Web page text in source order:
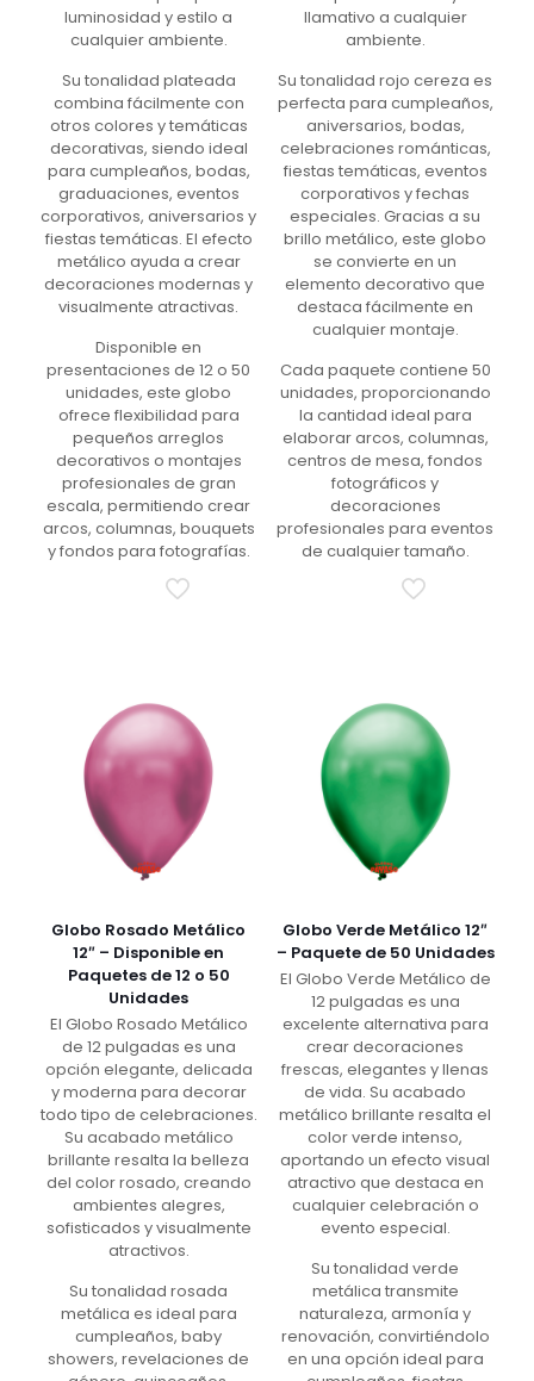
luminosidad y estilo a
cualquier ambiente.
Su tonalidad plateada
combina fácilmente con
otros colores y temáticas
decorativas, siendo ideal
para cumpleaños, bodas,
graduaciones, eventos
corporativos, aniversarios y
fiestas temáticas. El efecto
metálico ayuda a crear
decoraciones modernas y
visualmente atractivas.
Disponible en
presentaciones de 12 o 50
unidades, este globo
ofrece flexibilidad para
pequeños arreglos
decorativos o montajes
profesionales de gran
escala, permitiendo crear
arcos, columnas, bouquets
y fondos para fotografías.
llamativo a cualquier
ambiente.
Su tonalidad rojo cereza es
perfecta para cumpleaños,
aniversarios, bodas,
celebraciones románticas,
fiestas temáticas, eventos
corporativos y fechas
especiales. Gracias a su
brillo metálico, este globo
se convierte en un
elemento decorativo que
destaca fácilmente en
cualquier montaje.
Cada paquete contiene 50
unidades, proporcionando
la cantidad ideal para
elaborar arcos, columnas,
centros de mesa, fondos
fotográficos y
decoraciones
profesionales para eventos
de cualquier tamaño.
Globo Rosado Metálico
12″ – Disponible en
Paquetes de 12 o 50
Unidades
El Globo Rosado Metálico
de 12 pulgadas es una
opción elegante, delicada
y moderna para decorar
todo tipo de celebraciones.
Su acabado metálico
brillante resalta la belleza
del color rosado, creando
ambientes alegres,
sofisticados y visualmente
atractivos.
Su tonalidad rosada
metálica es ideal para
cumpleaños, baby
showers, revelaciones de
Globo Verde Metálico 12″
– Paquete de 50 Unidades
El Globo Verde Metálico de
12 pulgadas es una
excelente alternativa para
crear decoraciones
frescas, elegantes y llenas
de vida. Su acabado
metálico brillante resalta el
color verde intenso,
aportando un efecto visual
atractivo que destaca en
cualquier celebración o
evento especial.
Su tonalidad verde
metálica transmite
naturaleza, armonía y
renovación, convirtiéndolo
en una opción ideal para